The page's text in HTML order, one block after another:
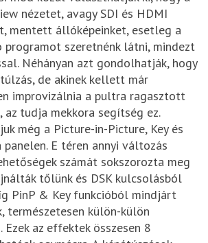
nézetet, avagy SDI és HDMI
mentett állóképeinket, esetleg a
szeretnénk látni, mindezt
Néhányan azt gondolhatják, hogy
de akinek kellett már
improvizálnia a pultra ragasztott
az tudja mekkora segítség ez.
még a Picture-in-Picture, Key és
E téren annyi változás
számát sokszorozta meg
tőlünk és DSK kulcsolásból
PinP & Key funkcióból mindjárt
természetesen külön-külön
az effektek összesen 8